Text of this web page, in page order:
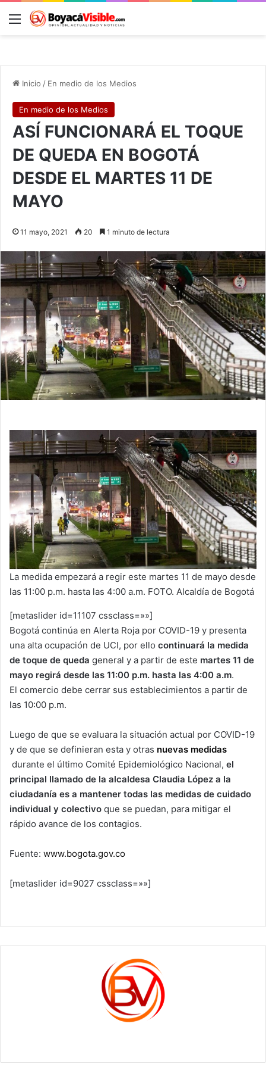
Menú
Inicio / En medio de los Medios
En medio de los Medios
ASÍ FUNCIONARÁ EL TOQUE
DE QUEDA EN BOGOTÁ
DESDE EL MARTES 11 DE
MAYO
11 mayo, 2021 20 1 minuto de lectura
La medida empezará a regir este martes 11 de mayo desde
las 11:00 p.m. hasta las 4:00 a.m. FOTO. Alcaldía de Bogotá
[metaslider id=11107 cssclass=»»]
Bogotá continúa en Alerta Roja por COVID-19 y presenta
una alta ocupación de UCI, por ello continuará la medida
de toque de queda general y a partir de este martes 11 de
mayo regirá desde las 11:00 p.m. hasta las 4:00 a.m.
El comercio debe cerrar sus establecimientos a partir de
las 10:00 p.m.
Luego de que se evaluara la situación actual por COVID-19
y de que se definieran esta y otras nuevas medidas
durante el último Comité Epidemiológico Nacional, el
principal llamado de la alcaldesa Claudia López a la
ciudadanía es a mantener todas las medidas de cuidado
individual y colectivo que se puedan, para mitigar el
rápido avance de los contagios.
Fuente: www.bogota.gov.co
[metaslider id=9027 cssclass=»»]